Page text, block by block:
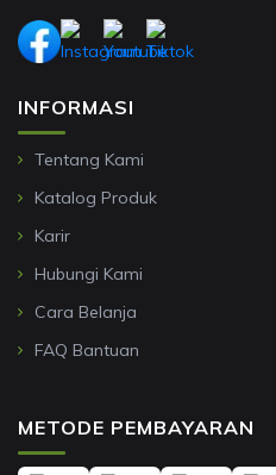
INFORMASI
Tentang Kami
Katalog Produk
Karir
Hubungi Kami
Cara Belanja
FAQ Bantuan
METODE PEMBAYARAN